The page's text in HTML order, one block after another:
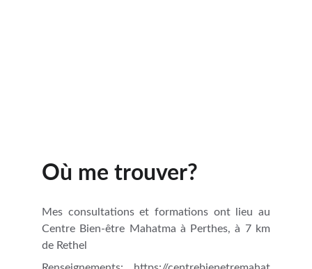
Où me trouver?
Mes consultations et formations ont lieu au
Centre Bien-être Mahatma à Perthes, à 7 km
de Rethel